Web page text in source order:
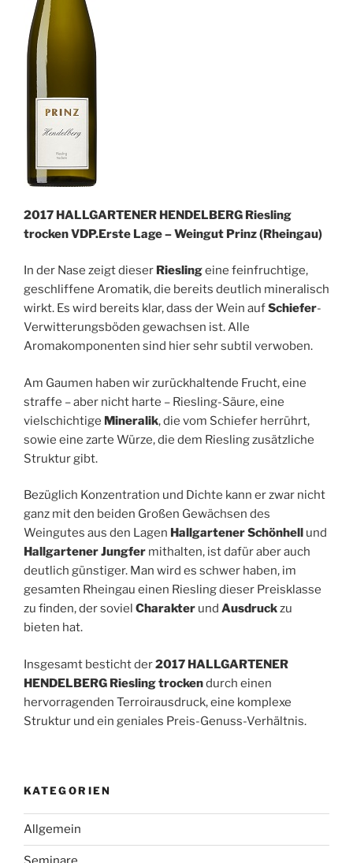
2017 HALLGARTENER HENDELBERG Riesling
trocken VDP.Erste Lage – Weingut Prinz (Rheingau)
In der Nase zeigt dieser Rieslingeine feinfruchtige,
geschliffene Aromatik, die bereits deutlich mineralisch
wirkt. Es wird bereits klar, dass der Wein aufSchiefer-
Verwitterungsböden gewachsen ist. Alle
Aromakomponenten sind hier sehr subtil verwoben.
Am Gaumen haben wir zurückhaltende Frucht, eine
straffe – aber nicht harte – Riesling-Säure, eine
vielschichtige Mineralik, die vom Schiefer herrührt,
sowie eine zarte Würze, die dem Riesling zusätzliche
Struktur gibt.
Bezüglich Konzentration und Dichte kann er zwar nicht
ganz mit den beiden Großen Gewächsen des
Weingutes aus den Lagen Hallgartener Schönhell und
Hallgartener Jungfer mithalten, ist dafür aber auch
deutlich günstiger. Man wird es schwer haben, im
gesamten Rheingau einen Riesling dieser Preisklasse
zu finden, der soviel Charakter und Ausdruckzu
bieten hat.
Insgesamt besticht der2017 HALLGARTENER
HENDELBERG Riesling trockendurch einen
hervorragenden Terroirausdruck, eine komplexe
Struktur und ein geniales Preis-Genuss-Verhältnis.
KATEGORIEN
Allgemein